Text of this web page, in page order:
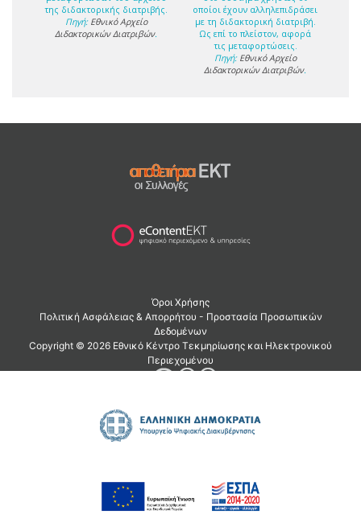
της διδακτορικής διατριβής.
Πηγή: Εθνικό Αρχείο
Διδακτορικών Διατριβών.
οποίοι έχουν αλληλεπιδράσει
με τη διδακτορική διατριβή.
Ως επί το πλείστον, αφορά
τις μεταφορτώσεις.
Πηγή: Εθνικό Αρχείο
Διδακτορικών Διατριβών.